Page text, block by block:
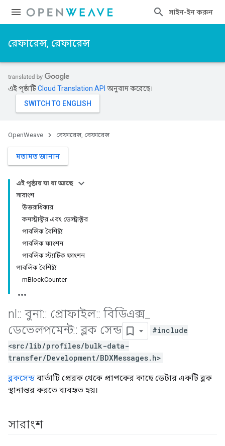
সাইন-ইন করুন
রেফারেন্স, রেফারেন্স
এই পৃষ্ঠাটিCloud Translation API অনুবাদ করেছে।
OpenWeave রেফারেন্স, রেফারেন্স
মতামত জানান
এই পৃষ্ঠায় যা যা আছে
সারাংশ
উত্তরাধিকার
কনস্ট্রাক্টর এবং ডেস্ট্রাক্টর
পাবলিক বৈশিষ্ট্য
পাবলিক ফাংশন
পাবলিক স্ট্যাটিক ফাংশন
পাবলিক বৈশিষ্ট্য
mBlockCounter
nl :: বুনা:: প্রোফাইল:: বিডিএক্স_
ডেভেলপমেন্ট:: ব্লক সেন্ড
#include
<src/lib/profiles/bulk-data-
transfer/Development/BDXMessages.h>
ব্লকসেন্ডবার্তাটি প্রেরক থেকে প্রাপকের কাছে ডেটার একটি ব্লক
স্থানান্তর করতে ব্যবহৃত হয়।
সারাংশ